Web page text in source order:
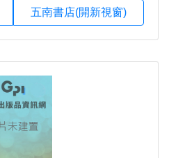
五南書店(開新視窗)